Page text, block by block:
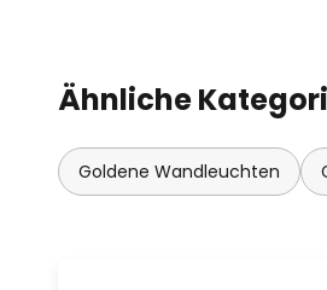
Ähnliche
Goldene Wandleuchten